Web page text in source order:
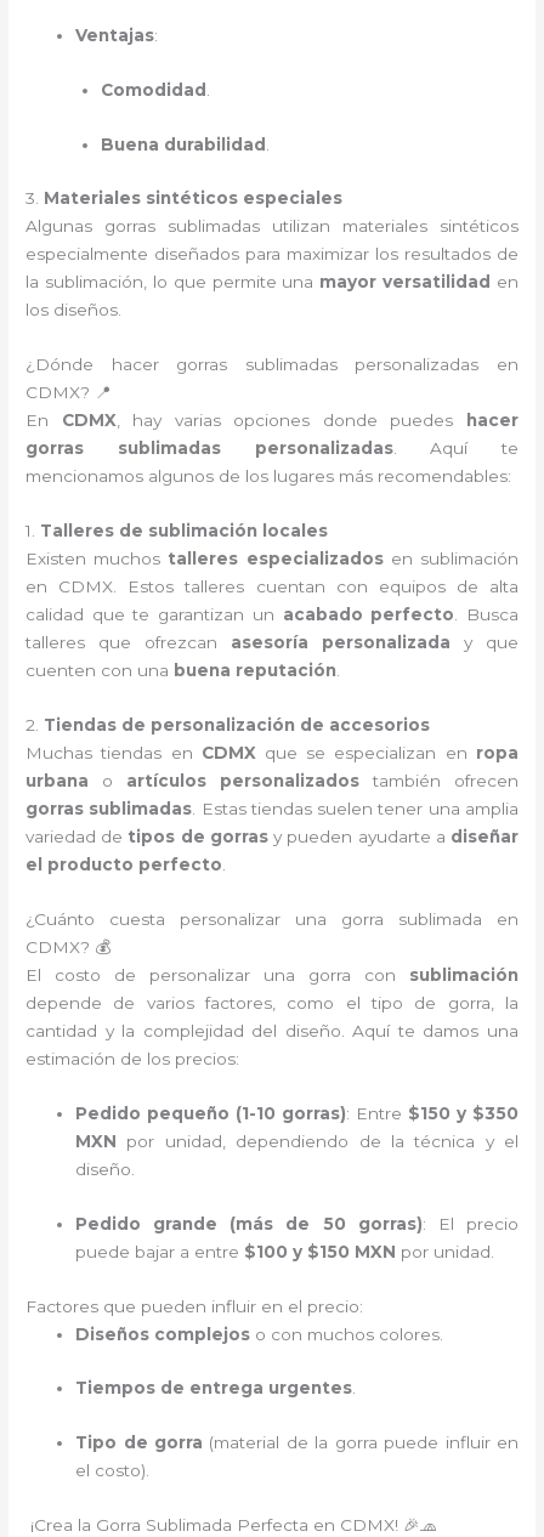
Ventajas:
Comodidad
Buena durabilidad
3. Materiales sintéticos especiales
Algunas gorras sublimadas utilizan materiales sintéticos
especialmente diseñados para maximizar los resultados de
la sublimación, lo que permite una mayor versatilidad en
los diseños.
¿Dónde hacer gorras sublimadas personalizadas en
CDMX? 📍
En CDMX, hay varias opciones donde puedes
hacer
gorras sublimadas personalizadas. Aquí te
mencionamos algunos de los lugares más recomendables:
1. Talleres de sublimación locales
Existen muchos talleres especializadosen sublimación
en CDMX. Estos talleres cuentan con equipos de alta
calidad que te garantizan un acabado perfecto . Busca
talleres que ofrezcan asesoría personalizada y que
cuenten con una buena reputación
2. Tiendas de personalización de accesorios
Muchas tiendas en CDMX que se especializan en ropa
urbana o artículos personalizados también ofrecen
gorras sublimadas . Estas tiendas suelen tener una amplia
variedad de tipos de gorrasy pueden ayudarte a diseñar
el producto perfecto
¿Cuánto cuesta personalizar una gorra sublimada en
CDMX? 💰
El costo de personalizar una gorra con sublimación
depende de varios factores, como el tipo de gorra, la
cantidad y la complejidad del diseño. Aquí te damos una
estimación de los precios:
Pedido pequeño (1-10 gorras): Entre $150 y $350
MXN por unidad, dependiendo de la técnica y el
diseño.
Pedido grande (más de 50 gorras): El precio
puede bajar a entre $100 y $150 MXN por unidad.
Factores que pueden influir en el precio:
Diseños complejos o con muchos colores.
Tiempos de entrega urgentes.
Tipo de gorra (material de la gorra puede influir en
el costo).
¡Crea la Gorra Sublimada Perfecta en CDMX! 🎉🧢